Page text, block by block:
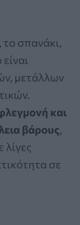
σπανάκι,
μετάλλων
και
βάρους,
σε